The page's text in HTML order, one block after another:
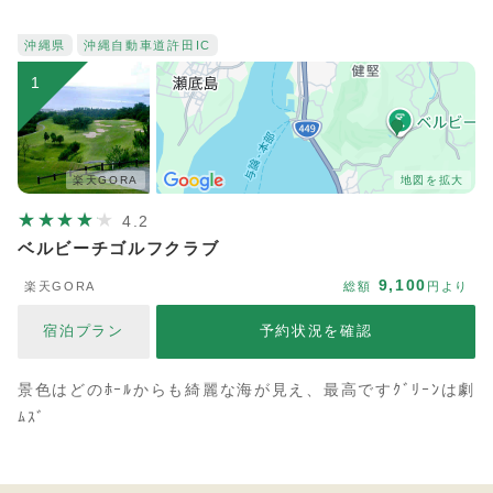
沖縄県 沖縄自動車道許田IC
1
楽天GORA 地図を拡大
4.2
ベルビーチゴルフクラブ
楽天GORA 総額 9,100 円より
宿泊プラン 予約状況を確認
景色はどのﾎｰﾙからも綺麗な海が見え、最高ですｸﾞﾘｰﾝは劇
ﾑｽﾞ